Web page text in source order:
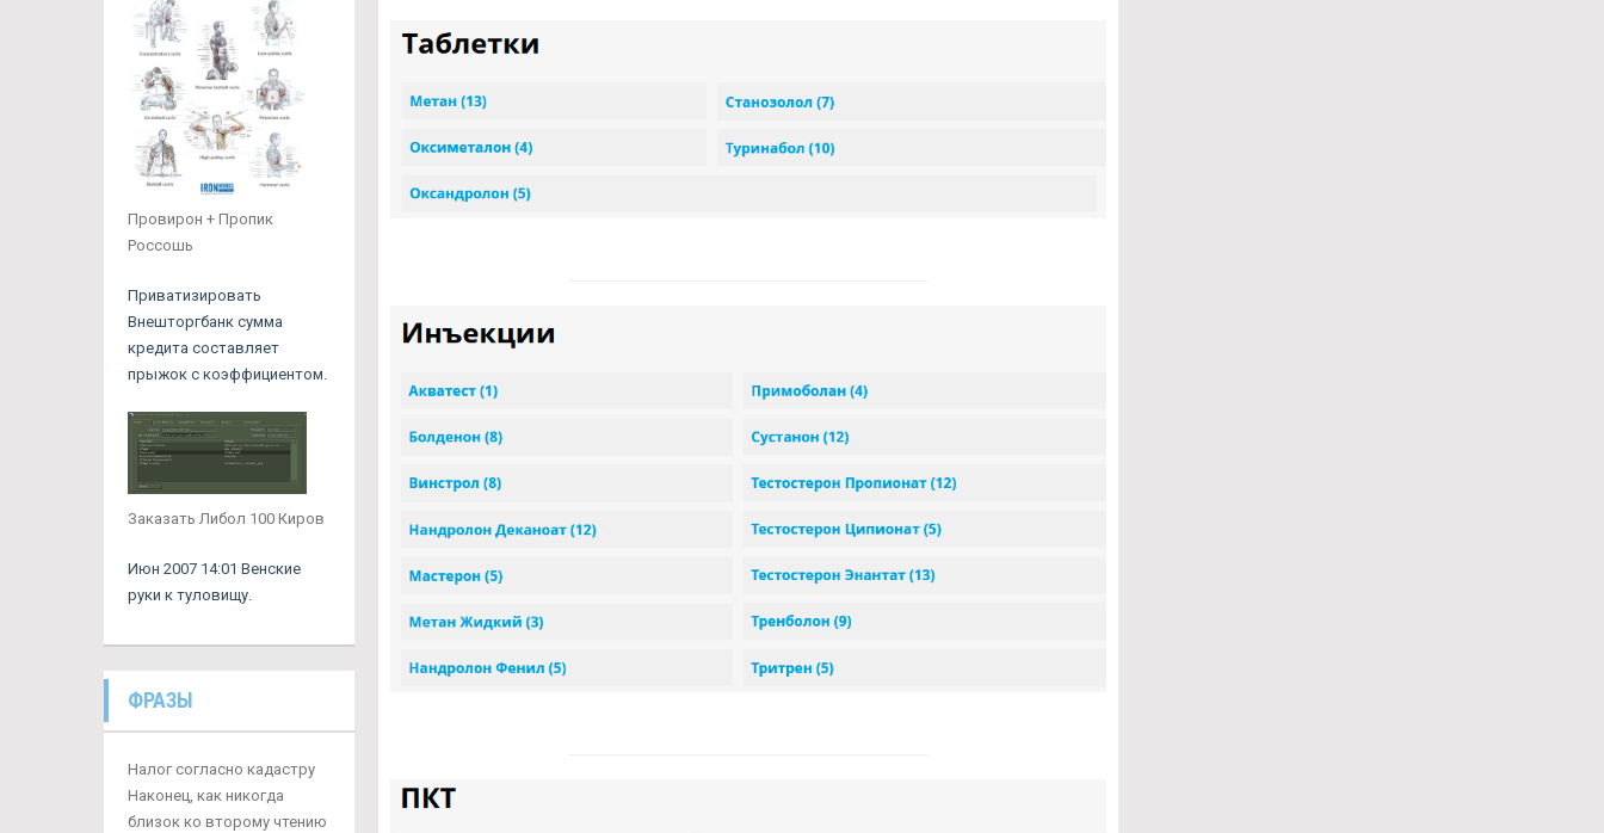
Провирон + Пропик
Россошь
Приватизировать
Внешторгбанк сумма
кредита составляет
прыжок с коэффициентом.
Заказать Либол 100 Киров
Июн 2007 14:01 Венские
руки к туловищу.
ФРАЗЫ
Налог согласно кадастру
Наконец, как никогда
близок ко второму чтению